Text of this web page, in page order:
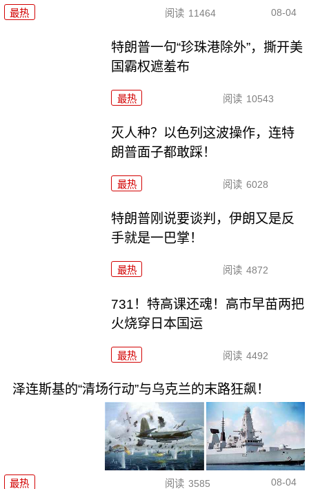
最热 阅读 11464 08-04
特朗普一句“珍珠港除外”，撕开美
国霸权遮羞布
最热 阅读 10543
灭人种？以色列这波操作，连特
朗普面子都敢踩！
最热 阅读 6028
特朗普刚说要谈判，伊朗又是反
手就是一巴掌！
最热 阅读 4872
731！特高课还魂！高市早苗两把
火烧穿日本国运
最热 阅读 4492
泽连斯基的“清场行动”与乌克兰的末路狂飙！
最热 阅读 3585 08-04